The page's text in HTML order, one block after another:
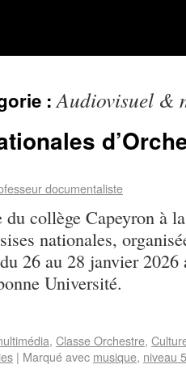
:Audiovisuel &
documentaliste
collège Capeyron à
nationales,
26 au 28 janvier
Université.
, Classe Orchestre,
| Marqué avec musique, niveau